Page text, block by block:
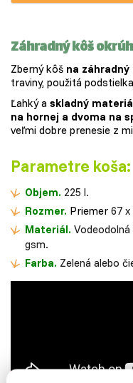
Záhradný kôš
Zberný kôš na záhradný
traviny, použitá
Ľahký a skladný
na hornej a dvoma na
veľmi dobre prenesie z
Parametre koša:
Objem. 225 l.
Rozmer. Priemer 67 x
Materiál.
gsm.
Farba. Zelená alebo